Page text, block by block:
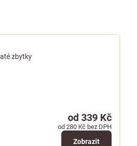
zbytky
od 339 Kč
od 280 Kč bez DPH
Zobrazit